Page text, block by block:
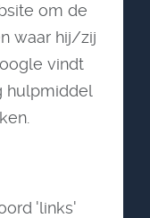
om de
waar hij/zij
vindt
hulpmiddel
'links'